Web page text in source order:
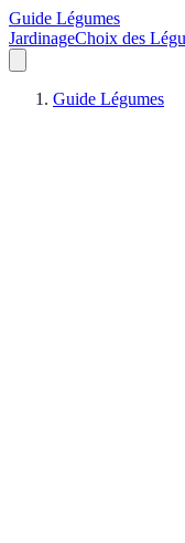
Guide Légumes
JardinageChoix des
Guide Légumes